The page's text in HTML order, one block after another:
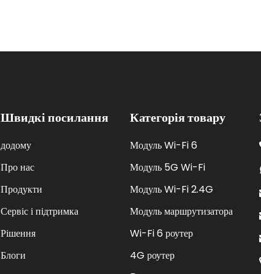
Швидкі посилання
додому
Про нас
Продукти
Сервіс і підтримка
Рішення
Блоги
Категорія товару
Модуль Wi-Fi 6
Модуль 5G Wi-Fi
Модуль Wi-Fi 2.4G
Модуль маршрутизатора
Wi-Fi 6 роутер
4G роутер